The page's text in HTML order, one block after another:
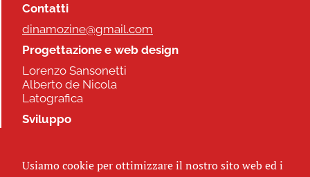
Contatti
dinamozine@gmail.com
Progettazione e web design
Lorenzo Sansonetti
Alberto de Nicola
Latografica
Sviluppo
Usiamo cookie per ottimizzare il nostro sito web ed i